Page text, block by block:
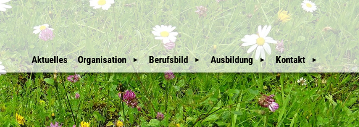
Aktuelles Organisation
Überblick
Vorstand
Vorstandsmitglieder
Berufsbild
Wir Waldaufseher
Unsere Geschichte
Ausbildung
Auswahl und
Ausbildung
Kontakt
Waldaufseher Tirols
Überblick
Innsbruck Stadt
Mitgliederbereich
An- & Abmeldung
Mitglieder
Weitere Hinweise
Downloads
Nützliche Links